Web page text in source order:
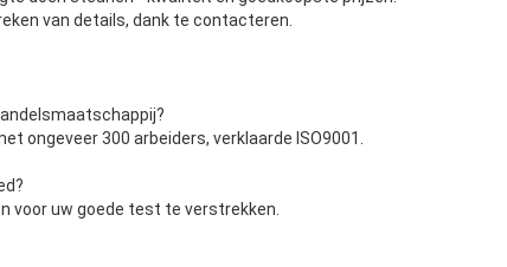
van details, dank te contacteren.
ongeveer 300 arbeiders, verklaarde ISO9001.
voor uw goede test te verstrekken.